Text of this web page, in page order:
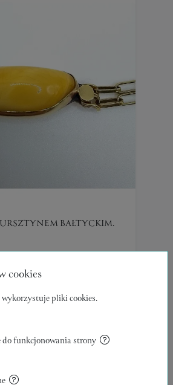
BAŁTYCKIM.
450,00 zł
cookies
pliki cookies.
funkcjonowania strony